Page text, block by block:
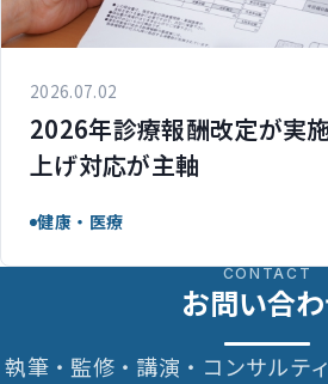
2026.07.02
2026年診療報酬改定が実
上げ対応が主軸
健康・医療
CONTACT
お問い合
執筆・監修・講演・コンサルテ